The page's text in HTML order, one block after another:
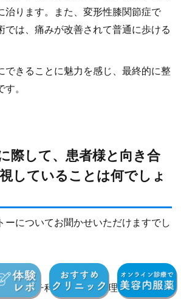
治ります。また、変形性膝関節症で
では、痛みが改善されて普通に歩ける
できることに魅力を感じ、最終的に整
。
際して、患者様と向き合
していることは何でしょ
ーについてお聞かせいただけますでし
リウマチ科には、3つに理念がありま